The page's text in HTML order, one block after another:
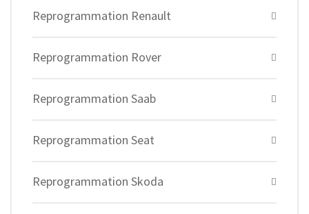
Reprogrammation Renault
Reprogrammation Rover
Reprogrammation Saab
Reprogrammation Seat
Reprogrammation Skoda